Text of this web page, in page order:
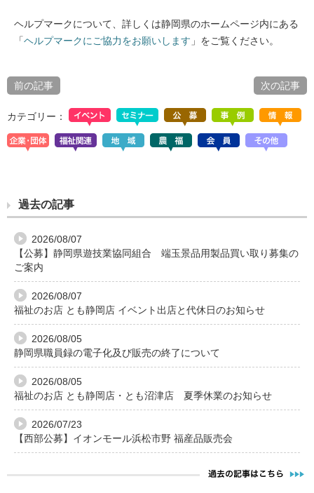
ヘルプマークについて、詳しくは静岡県のホームページ内にある
「ヘルプマークにご協力をお願いします 」をご覧ください。
前の記事 次の記事
カテゴリー：
過去の記事
2026/08/07
【公募】静岡県遊技業協同組合 端玉景品用製品買い取り募集の
ご案内
2026/08/07
福祉のお店 とも静岡店 イベント出店と代休日のお知らせ
2026/08/05
静岡県職員録の電子化及び販売の終了について
2026/08/05
福祉のお店 とも静岡店・とも沼津店 夏季休業のお知らせ
2026/07/23
【西部公募】イオンモール浜松市野 福産品販売会